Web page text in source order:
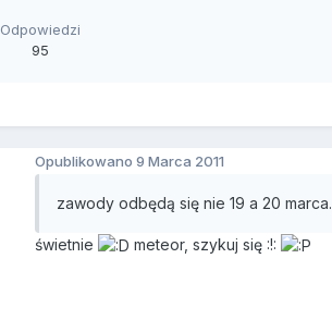
Odpowiedzi
95
Opublikowano 9 Marca 2011
zawody odbędą się nie 19 a 20 marca.
świetnie meteor, szykuj się :!: